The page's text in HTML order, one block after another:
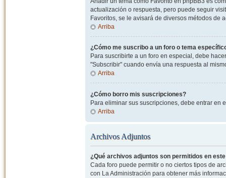
actualización o respuesta, pero puede seguir
Favoritos, se le avisará de diversos métodos de
Arriba
¿Cómo me suscribo a un foro o tema
Para suscribirte a un foro en especial, debe
"Subscribir" cuando envía una respuesta al
Arriba
¿Cómo borro mis suscripciones?
Para eliminar sus suscripciones, debe entrar en
Arriba
Archivos Adjuntos
¿Qué archivos adjuntos son permitidos en
Cada foro puede permitir o no ciertos tipos de
con La Administración para obtener más